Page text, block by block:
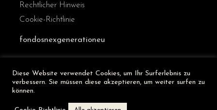
Rechtlicher Hinweis
Cookie-Richtlinie
fondosnexgenerationeu
Diese Website verwendet Cookies, um Ihr Surferlebnis zu
verbessern. Sie müssen diese akzeptieren, um weiter surfen zu
können.
French